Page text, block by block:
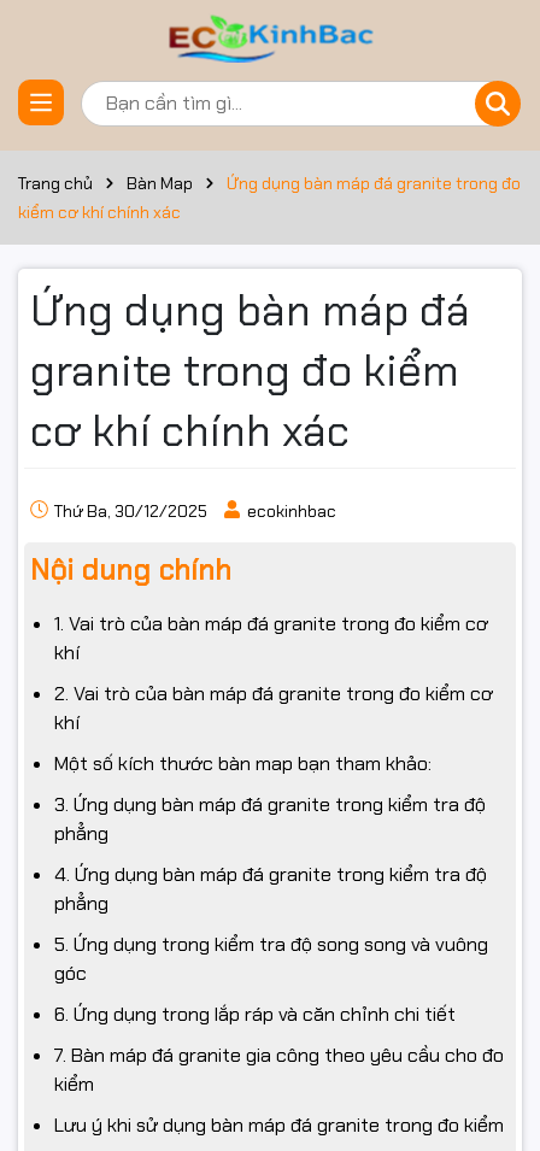
Trang chủ Bàn Map
Ứng dụng bàn máp đá granite trong đo
kiểm cơ khí chính xác
Ứng dụng bàn máp đá
granite trong đo kiểm
cơ khí chính xác
Thứ Ba, 30/12/2025 ecokinhbac
Nội dung chính
1. Vai trò của bàn máp đá granite trong đo kiểm cơ
khí
2. Vai trò của bàn máp đá granite trong đo kiểm cơ
khí
Một số kích thước bàn map bạn tham khảo:
3. Ứng dụng bàn máp đá granite trong kiểm tra độ
phẳng
4. Ứng dụng bàn máp đá granite trong kiểm tra độ
phẳng
5. Ứng dụng trong kiểm tra độ song song và vuông
góc
6. Ứng dụng trong lắp ráp và căn chỉnh chi tiết
7. Bàn máp đá granite gia công theo yêu cầu cho đo
kiểm
Lưu ý khi sử dụng bàn máp đá granite trong đo kiểm